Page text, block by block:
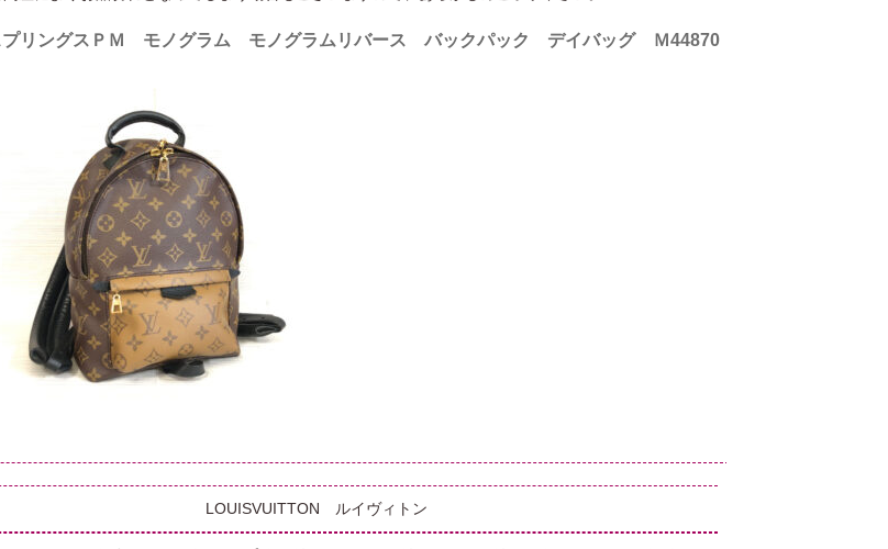
リングスＰＭ モノグラム モノグラムリバース バックパック デイバッグ Ｍ44870
LOUISVUITTON ルイヴィトン